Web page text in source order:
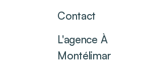
Contact
L'agence À
Montélimar